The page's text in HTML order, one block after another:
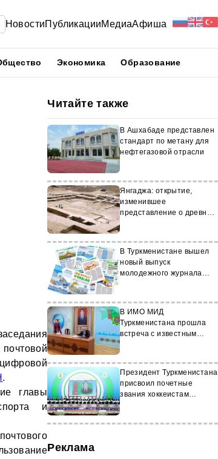
НовостиПубликацииМедиаАфиша
Экономика Образование
.
главы
и
Читайте также
В Ашхабаде представлен
стандарт по метану для
нефтегазовой отрасли
Янгаджа: открытие,
изменившее
представление о древней
В Туркменистане вышел
новый выпуск
молодежного журнала
В ИМО МИД
Туркменистана прошла
встреча с известным
Президент Туркменистана
присвоил почетные
звания хоккеистам
Реклама